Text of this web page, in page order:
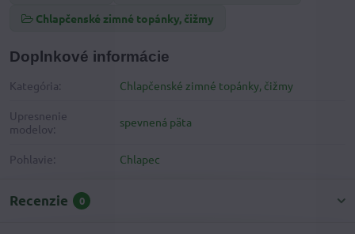
Chlapčenské zimné topánky, čižmy
Doplnkové informácie
Kategória: Chlapčenské zimné topánky, čižmy
Upresnenie
modelov:
spevnená päta
Pohlavie: Chlapec
Recenzie 0